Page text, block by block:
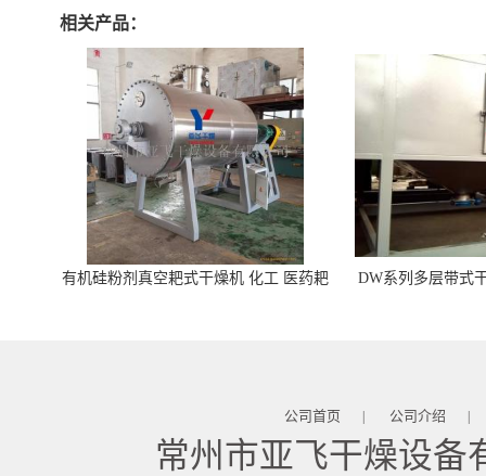
相关产品：
有机硅粉剂真空耙式干燥机 化工 医药耙
DW系列多层带式
公司首页 | 公司介绍 |
常州市亚飞干燥设备